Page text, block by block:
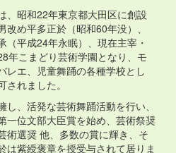
、昭和22年東京都大田区に創設
改め平多正於（昭和60年没）、
（平成24年永眠）、現在主宰・
年こまどり芸術学園となり、モ
レエ、児童舞踊の各種学校とし
れました。
し、活発な芸術舞踊活動を行い、
一位文部大臣賞を始め、芸術祭奨
術選奨 他、多数の賞に輝き、そ
は紫綬褒章を授受与されて居りま